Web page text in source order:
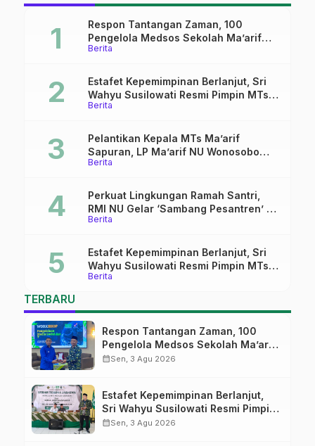
Berita
Respon Tantangan Zaman, 100
Pengelola Medsos Sekolah Ma’arif
Pekalongan Ikuti Pelatihan Literasi
Berita
Estafet Kepemimpinan Berlanjut, Sri
Wahyu Susilowati Resmi Pimpin MTs
Ma’arif Sapuran
Berita
Pelantikan Kepala MTs Ma’arif
Sapuran, LP Ma’arif NU Wonosobo
Tekankan Lima Amanah
Berita
Perkuat Lingkungan Ramah Santri,
RMI NU Gelar ‘Sambang Pesantren’ di
Pati
Berita
Estafet Kepemimpinan Berlanjut, Sri
Wahyu Susilowati Resmi Pimpin MTs
Ma’arif Sapuran
TERBARU
Respon Tantangan Zaman, 100
Pengelola Medsos Sekolah Ma’arif
Pekalongan Ikuti Pelatihan Literasi
calendar_monthSen, 3 Agu 2026
Estafet Kepemimpinan Berlanjut,
Sri Wahyu Susilowati Resmi Pimpin
MTs Ma’arif Sapuran
calendar_monthSen, 3 Agu 2026